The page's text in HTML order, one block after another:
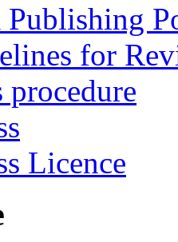
for
Licence